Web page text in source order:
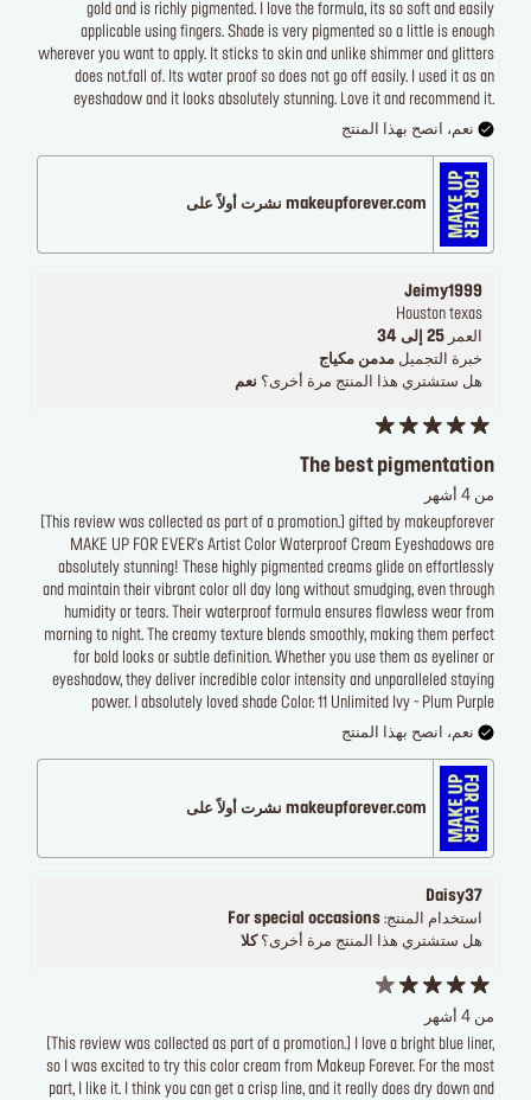
gold and is richly pigmented. I love the formula, its so soft and easily
applicable using fingers. Shade is very pigmented so a little is enough
wherever you want to apply. It sticks to skin and unlike shimmer and glitters
does not.fall of. Its water proof so does not go off easily. I used it as an
eyeshadow and it looks absolutely stunning. Love it and recommend it.
نعم، انصح بهذا المنتج
makeupforever.com نشرت أولاً على
Jeimy1999
Houston texas
العمر 25 إلى 34
خبرة التجميل مدمن مكياج
هل ستشتري هذا المنتج مرة أخرى؟ نعم
The best pigmentation
من 4 أشهر
[This review was collected as part of a promotion.] gifted by makeupforever
MAKE UP FOR EVER's Artist Color Waterproof Cream Eyeshadows are
absolutely stunning! These highly pigmented creams glide on effortlessly
and maintain their vibrant color all day long without smudging, even through
humidity or tears. Their waterproof formula ensures flawless wear from
morning to night. The creamy texture blends smoothly, making them perfect
for bold looks or subtle definition. Whether you use them as eyeliner or
eyeshadow, they deliver incredible color intensity and unparalleled staying
power. I absolutely loved shade Color: 11 Unlimited Ivy - Plum Purple
نعم، انصح بهذا المنتج
makeupforever.com نشرت أولاً على
Daisy37
استخدام المنتج: For special occasions
هل ستشتري هذا المنتج مرة أخرى؟كلا
من 4 أشهر
[This review was collected as part of a promotion.] I love a bright blue liner,
so I was excited to try this color cream from Makeup Forever. For the most
part, I like it. I think you can get a crisp line, and it really does dry down and